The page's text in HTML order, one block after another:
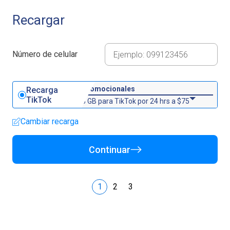
Recargar
Número de celular
Recarga
TikTok
Promocionales
5 GB para TikTok por 24 hrs a $75
Cambiar recarga
Continuar
1 2 3